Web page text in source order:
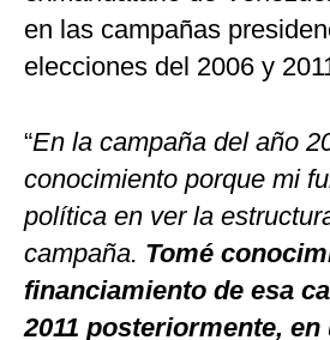
en las campañas
elecciones del 2006 y
“En la campaña del año
conocimiento porque mi
política en ver la
campaña. Tomé
financiamiento de esa
2011 posteriormente,